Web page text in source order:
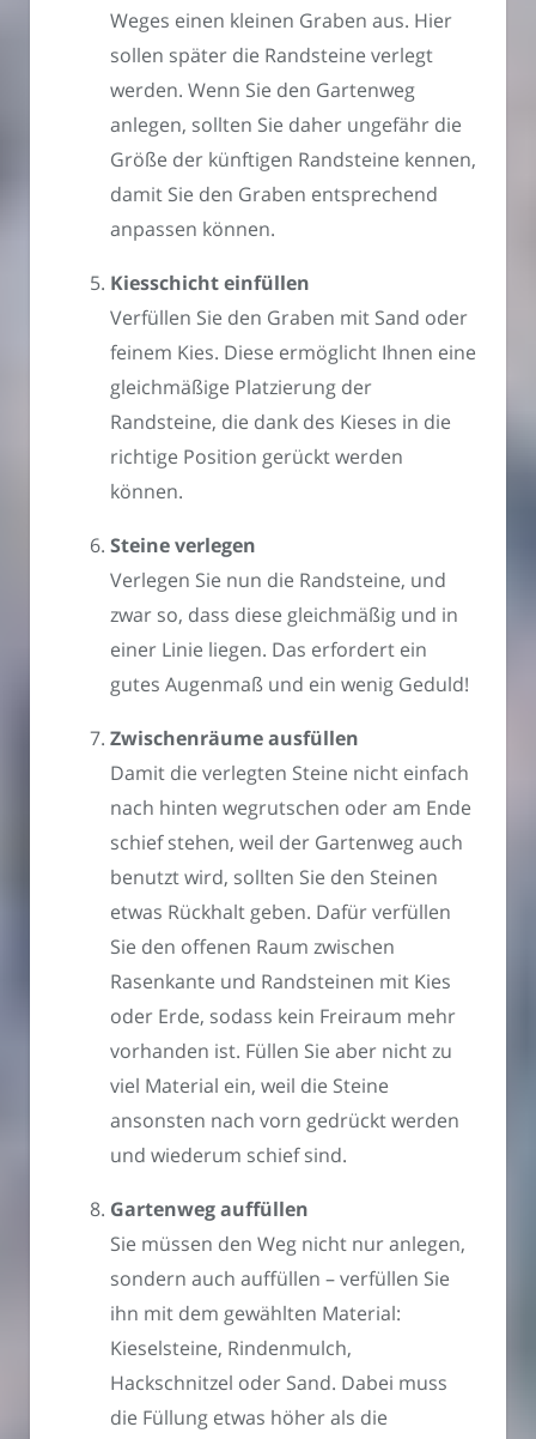
Weges einen kleinen Graben aus. Hier
sollen später die Randsteine verlegt
werden. Wenn Sie den Gartenweg
anlegen, sollten Sie daher ungefähr die
Größe der künftigen Randsteine kennen,
damit Sie den Graben entsprechend
anpassen können.
Kiesschicht einfüllen
Verfüllen Sie den Graben mit Sand oder
feinem Kies. Diese ermöglicht Ihnen eine
gleichmäßige Platzierung der
Randsteine, die dank des Kieses in die
richtige Position gerückt werden
können.
Steine verlegen
Verlegen Sie nun die Randsteine, und
zwar so, dass diese gleichmäßig und in
einer Linie liegen. Das erfordert ein
gutes Augenmaß und ein wenig Geduld!
Zwischenräume ausfüllen
Damit die verlegten Steine nicht einfach
nach hinten wegrutschen oder am Ende
schief stehen, weil der Gartenweg auch
benutzt wird, sollten Sie den Steinen
etwas Rückhalt geben. Dafür verfüllen
Sie den offenen Raum zwischen
Rasenkante und Randsteinen mit Kies
oder Erde, sodass kein Freiraum mehr
vorhanden ist. Füllen Sie aber nicht zu
viel Material ein, weil die Steine
ansonsten nach vorn gedrückt werden
und wiederum schief sind.
Gartenweg auffüllen
Sie müssen den Weg nicht nur anlegen,
sondern auch auffüllen – verfüllen Sie
ihn mit dem gewählten Material:
Kieselsteine, Rindenmulch,
Hackschnitzel oder Sand. Dabei muss
die Füllung etwas höher als die